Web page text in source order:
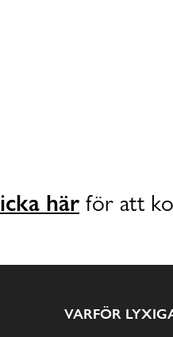
här för att
VARFÖR